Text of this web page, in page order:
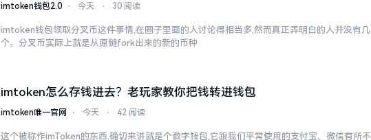
imtoken钱包2.0 ⋅ 今天 ⋅ 30 阅读
imtoken钱包领取分叉币这件事情,在圈子里面的人讨论得相当多,然而真正弄明白的人并没有几
个。分叉币实际上就是从原链fork出来的新的币种
imtoken怎么存钱进去？老玩家教你把钱转进钱包
imtoken唯一官网 ⋅ 今天 ⋅ 42 阅读
这个被称作imToken的东西,确切来讲就是个数字钱包,它跟我们平常使用的支付宝、微信有所不